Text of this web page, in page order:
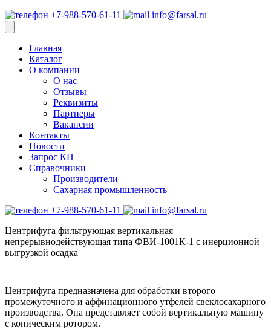
+7-988-570-61-11
info@farsal.ru
Главная
Каталог
О компании
О нас
Отзывы
Реквизиты
Партнеры
Вакансии
Контакты
Новости
Запрос КП
Справочники
Производители
Сахарная промышленность
+7-988-570-61-11
info@farsal.ru
Центрифуга фильтрующая вертикальная
непрерывнодействующая типа ФВИ-1001К-1 с инерционной
выгрузкой осадка
Центрифуга предназначена для обработки второго
промежуточного и аффинационного утфелей свеклосахарного
производства. Она представляет собой вертикальную машину
с коническим ротором.